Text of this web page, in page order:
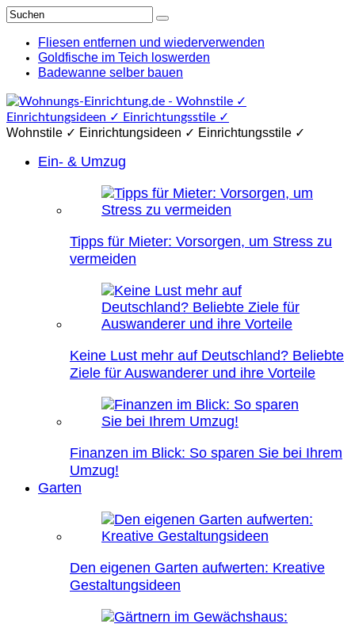
Fliesen entfernen und wiederverwenden
Goldfische im Teich loswerden
Badewanne selber bauen
Wohnstile ✓ Einrichtungsideen ✓ Einrichtungsstile ✓
Ein- & Umzug
Tipps für Mieter: Vorsorgen, um Stress zu
vermeiden
Keine Lust mehr auf Deutschland? Beliebte
Ziele für Auswanderer und ihre Vorteile
Finanzen im Blick: So sparen Sie bei Ihrem
Umzug!
Garten
Den eigenen Garten aufwerten: Kreative
Gestaltungsideen